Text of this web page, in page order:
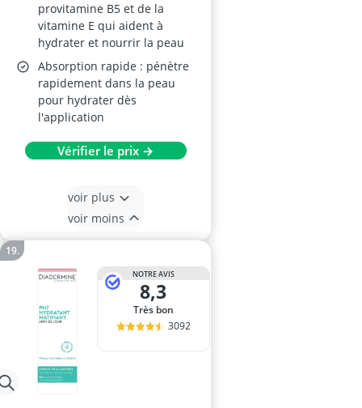
provitamine B5 et de la
vitamine E qui aident à
hydrater et nourrir la peau
Absorption rapide : pénètre
rapidement dans la peau
pour hydrater dès
l'application
Vérifier le prix →
voir plus
voir moins
NOTRE AVIS
8,3
Très bon
3092